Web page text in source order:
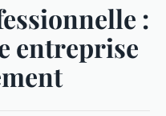
:
entreprise